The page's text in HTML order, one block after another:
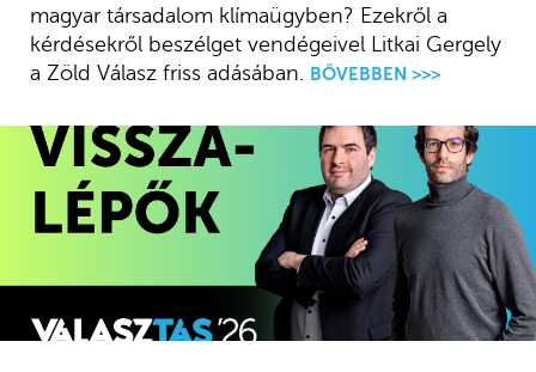
magyar társadalom klímaügyben? Ezekről a
kérdésekről beszélget vendégeivel Litkai Gergely
a Zöld Válasz friss adásában.
BŐVEBBEN >>>